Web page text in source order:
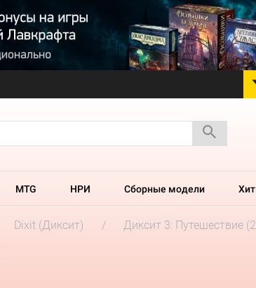
MTG НРИ Сборные модели
Dixit (Диксит) Диксит 3: Путешествие